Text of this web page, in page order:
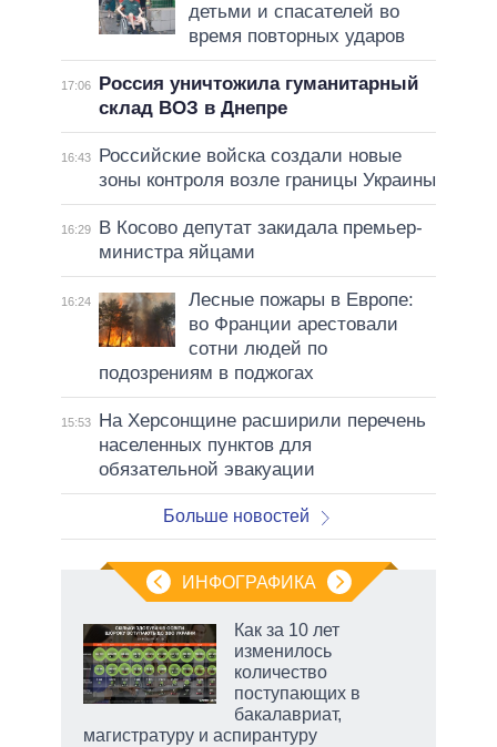
детьми и спасателей во
время повторных ударов
17:06
Россия уничтожила гуманитарный
склад ВОЗ в Днепре
16:43
Российские войска создали новые
зоны контроля возле границы Украины
16:29
В Косово депутат закидала премьер-
министра яйцами
16:24
Лесные пожары в Европе:
во Франции арестовали
сотни людей по
подозрениям в поджогах
15:53
На Херсонщине расширили перечень
населенных пунктов для
обязательной эвакуации
Больше новостей
ИНФОГРАФИКА
Как за 10 лет
изменилось
количество
поступающих в
бакалавриат,
магистратуру и аспирантуру